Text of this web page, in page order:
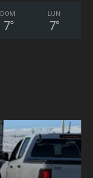
DOM
7°
LUN
7°